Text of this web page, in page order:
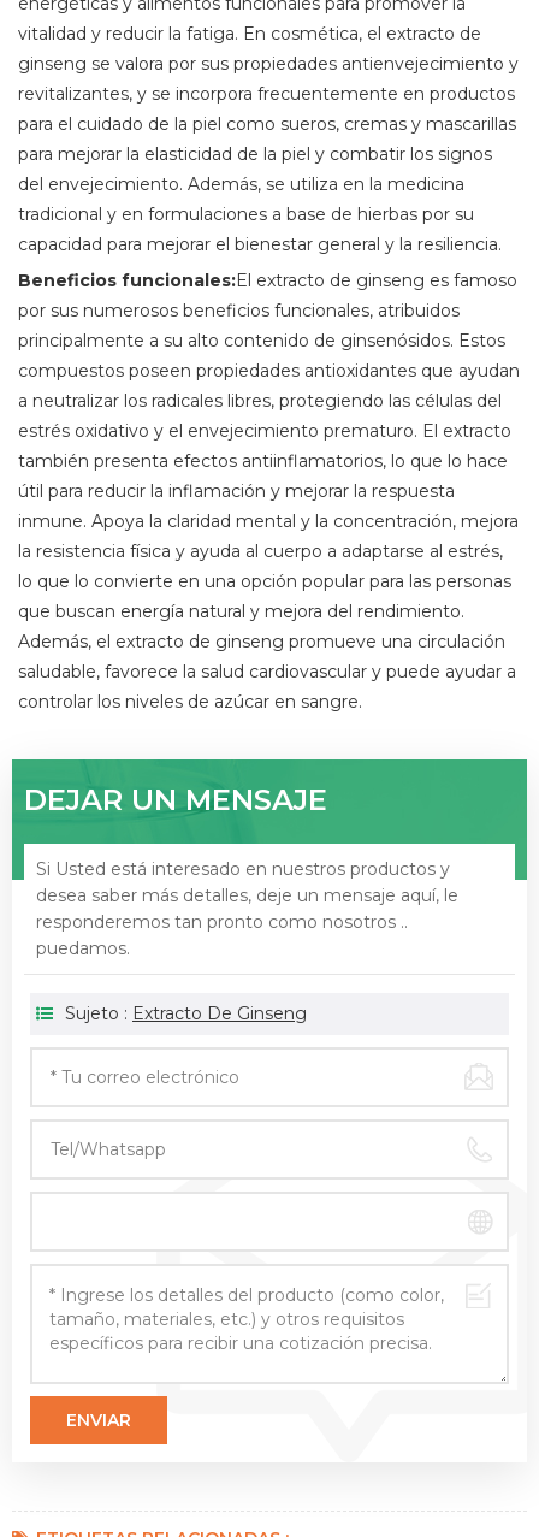
vitalidad y reducir la fatiga. En cosmética, el extracto de
ginseng se valora por sus propiedades antienvejecimiento y
revitalizantes, y se incorpora frecuentemente en productos
para el cuidado de la piel como sueros, cremas y mascarillas
para mejorar la elasticidad de la piel y combatir los signos
del envejecimiento. Además, se utiliza en la medicina
tradicional y en formulaciones a base de hierbas por su
capacidad para mejorar el bienestar general y la resiliencia.
Beneficios funcionales:El extracto de ginseng es famoso
por sus numerosos beneficios funcionales, atribuidos
principalmente a su alto contenido de ginsenósidos. Estos
compuestos poseen propiedades antioxidantes que ayudan
a neutralizar los radicales libres, protegiendo las células del
estrés oxidativo y el envejecimiento prematuro. El extracto
también presenta efectos antiinflamatorios, lo que lo hace
útil para reducir la inflamación y mejorar la respuesta
inmune. Apoya la claridad mental y la concentración, mejora
la resistencia física y ayuda al cuerpo a adaptarse al estrés,
lo que lo convierte en una opción popular para las personas
que buscan energía natural y mejora del rendimiento.
Además, el extracto de ginseng promueve una circulación
saludable, favorece la salud cardiovascular y puede ayudar a
controlar los niveles de azúcar en sangre.
DEJAR UN MENSAJE
Si Usted está interesado en nuestros productos y
desea saber más detalles, deje un mensaje aquí, le
responderemos tan pronto como nosotros ..
puedamos.
Sujeto : Extracto De Ginseng